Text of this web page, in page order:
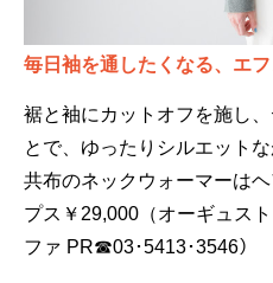
毎日袖を通したくなる、エ
裾と袖にカットオフを施し
とで、ゆったりシルエット
共布のネックウォーマーは
プス￥29,000（オーギュス
ファ PR☎03･5413･3546）